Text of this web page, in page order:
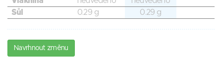
Sůl
0.29 g 0.29 g
Navrhnout změnu